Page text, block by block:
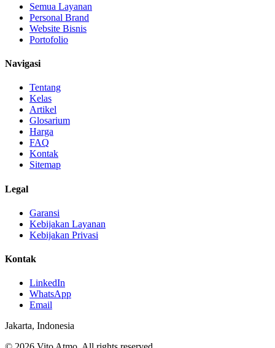
Semua Layanan
Personal Brand
Website Bisnis
Portofolio
Navigasi
Tentang
Kelas
Artikel
Glosarium
Harga
FAQ
Kontak
Sitemap
Legal
Garansi
Kebijakan Layanan
Kebijakan Privasi
Kontak
LinkedIn
WhatsApp
Email
Jakarta, Indonesia